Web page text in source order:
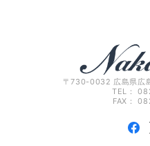
〒730-0032 広島県広
TEL：
FAX：